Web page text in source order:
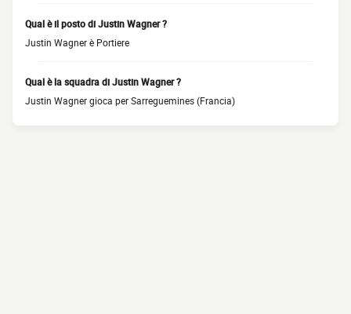
Qual è il posto di Justin Wagner ?
Justin Wagner è Portiere
Qual è la squadra di Justin Wagner ?
Justin Wagner gioca per Sarreguemines (Francia)